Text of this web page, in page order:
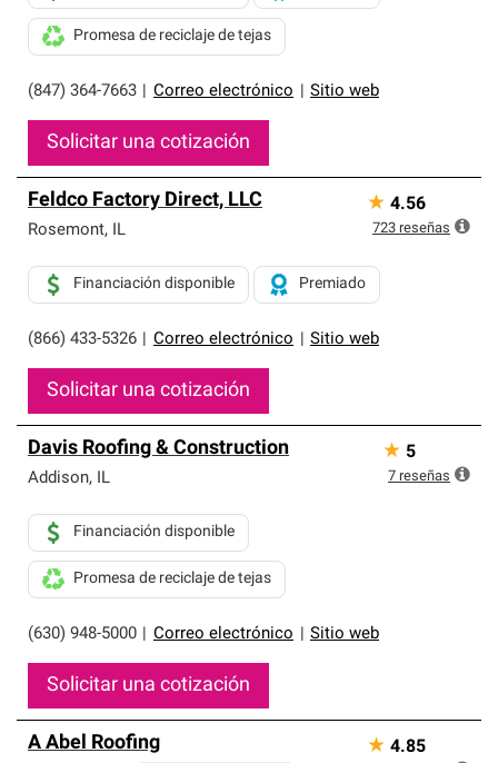
(847) 364-7663 Correo electrónico Sitio web
Promesa de reciclaje de tejas
Solicitar una cotización
Feldco Factory Direct, LLC
Rosemont, IL
(866) 433-5326 Correo electrónico Sitio web
Financiación disponible Premiado
Solicitar una cotización
★ 4.56
723 reseñas
Davis Roofing & Construction
Addison, IL
(630) 948-5000 Correo electrónico Sitio web
Financiación disponible
Promesa de reciclaje de tejas
Solicitar una cotización
★ 5
7 reseñas
A Abel Roofing ★ 4.85